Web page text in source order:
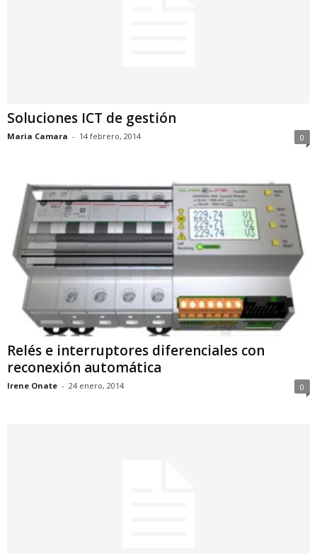
Soluciones ICT de gestión
Maria Camara - 14 febrero, 2014 0
Relés e interruptores diferenciales con
reconexión automática
Irene Onate - 24 enero, 2014 0